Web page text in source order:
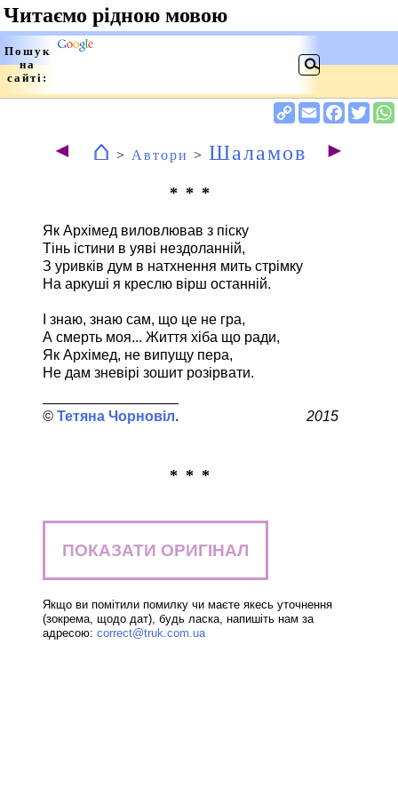
◄ ⌂ > Автори > Шаламов ►
* * *
Як Архімед виловлював з піску
Тінь істини в уяві нездоланній,
З уривків дум в натхнення мить стрімку
На аркуші я креслю вірш останній.
І знаю, знаю сам, що це не гра,
А смерть моя... Життя хіба що ради,
Як Архімед, не випущу пера,
Не дам зневірі зошит розірвати.
Тетяна Чорновіл 2015
* * *
ПОКАЗАТИ ОРИГІНАЛ
Якщо ви помітили помилку чи маєте якесь уточнення
(зокрема, щодо дат), будь ласка, напишіть нам за
адресою: correct@truk.com.ua